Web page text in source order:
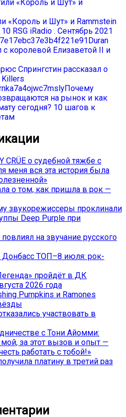
«Король и Шут» и Rammstein
RSG iRadio . Сентябрь 2021
Duran
с королевой Елизаветой II и
Спрингстин рассказал о
Killers
Почему
на рынок и как
сегодня? 10 шагов к
CRÜE о судебной тяжбе с
вся эта история была
о том, как пришла в рок —
звукорежиссеры проклинали
Deep Purple при
на звучание русского
Донбасс ТОП–8 июля: рок-
пройдёт в ДК
2026 года
Pumpkins и Ramones
участвовать в
с Тони Айомми:
мой, за этот вызов и опыт —
работать с тобой!»
платину в третий раз